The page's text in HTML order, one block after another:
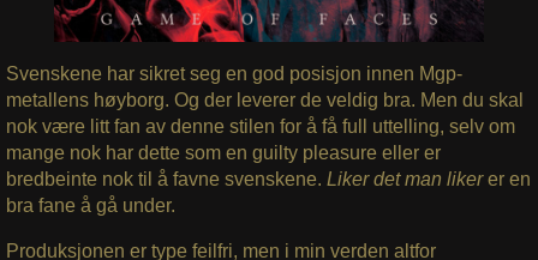
Svenskene har sikret seg en god posisjon innen Mgp-
metallens høyborg. Og der leverer de veldig bra. Men du skal
nok være litt fan av denne stilen for å få full uttelling, selv om
mange nok har dette som en guilty pleasure eller er
bredbeinte nok til å favne svenskene. Liker det man likerer en
bra fane å gå under.
Produksjonen er type feilfri, men i min verden altfor